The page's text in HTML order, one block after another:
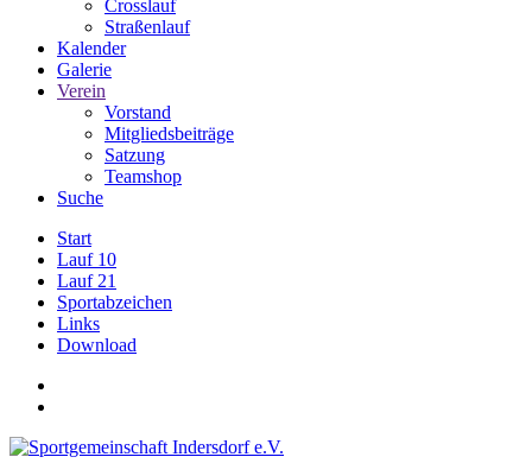
Crosslauf
Straßenlauf
Kalender
Galerie
Verein
Vorstand
Mitgliedsbeiträge
Satzung
Teamshop
Suche
Start
Lauf 10
Lauf 21
Sportabzeichen
Links
Download